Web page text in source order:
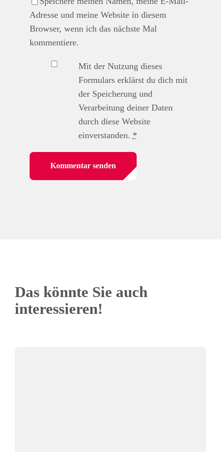
Adresse und meine Website in diesem
Browser, wenn ich das nächste Mal
kommentiere.
Mit der Nutzung dieses
Formulars erklärst du dich mit
der Speicherung und
Verarbeitung deiner Daten
durch diese Website
einverstanden. *
Das könnte Sie auch
interessieren!